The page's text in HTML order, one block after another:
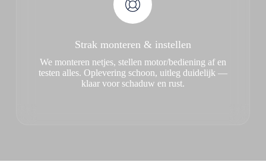
Strak monteren & instellen
We monteren netjes, stellen motor/bediening af en
testen alles. Oplevering schoon, uitleg duidelijk —
klaar voor schaduw en rust.